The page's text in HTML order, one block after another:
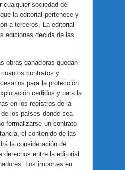
cualquier sociedad del
la editorial pertenece y
a terceros. La editorial
ediciones decida de las
obras ganadoras quedan
contratos y
para la protección
cedidos y para la
en los registros de la
los países donde sea
formalizarse un contrato
el contenido de las
la consideración de
derechos entre la editorial
Los importes en